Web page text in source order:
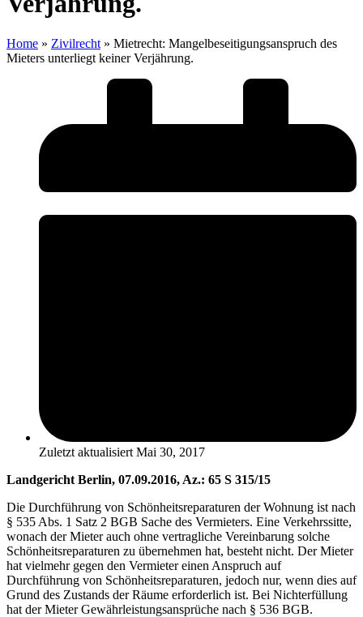
Home » Zivilrecht » Mietrecht: Mangelbeseitigungsanspruch des
Mieters unterliegt keiner Verjährung.
Zuletzt aktualisiert Mai 30, 2017
Landgericht Berlin, 07.09.2016, Az.: 65 S 315/15
Die Durchführung von Schönheitsreparaturen der Wohnung ist nach
§ 535 Abs. 1 Satz 2 BGB Sache des Vermieters. Eine Verkehrssitte,
wonach der Mieter auch ohne vertragliche Vereinbarung solche
Schönheitsreparaturen zu übernehmen hat, besteht nicht. Der Mieter
hat vielmehr gegen den Vermieter einen Anspruch auf
Durchführung von Schönheitsreparaturen, jedoch nur, wenn dies auf
Grund des Zustands der Räume erforderlich ist. Bei Nichterfüllung
hat der Mieter Gewährleistungsansprüche nach § 536 BGB.